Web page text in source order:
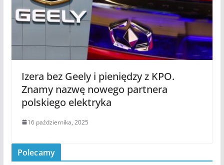
Izera bez Geely i pieniędzy z KPO.
Znamy nazwę nowego partnera
polskiego elektryka
16 października, 2025
Polecamy